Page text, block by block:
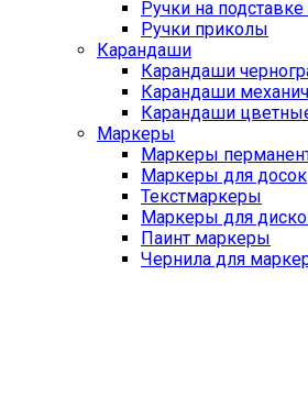
Ручки на
Ручки приколы
Карандаши
Карандаши
Карандаши
Карандаши
Маркеры
Маркеры
Маркеры для досок
Текстмаркеры
Маркеры для
Паинт маркеры
Чернила для